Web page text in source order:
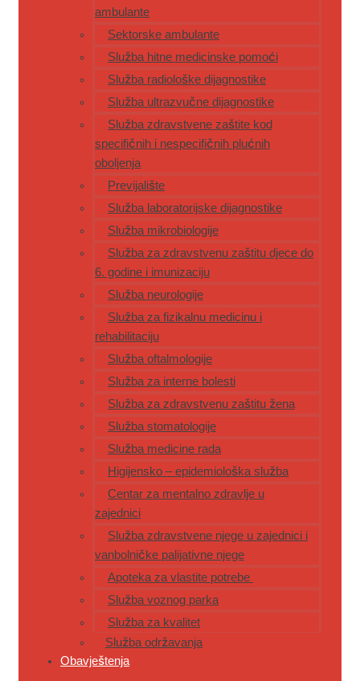
ambulante
Sektorske ambulante
Služba hitne medicinske pomoći
Služba radiološke dijagnostike
Služba ultrazvučne dijagnostike
Služba zdravstvene zaštite kod
specifičnih i nespecifičnih plućnih
oboljenja
Previjalište
Služba laboratorijske dijagnostike
Služba mikrobiologije
Služba za zdravstvenu zaštitu djece do
6. godine i imunizaciju
Služba neurologije
Služba za fizikalnu medicinu i
rehabilitaciju
Služba oftalmologije
Služba za interne bolesti
Služba za zdravstvenu zaštitu žena
Služba stomatologije
Služba medicine rada
Higijensko – epidemiološka služba
Centar za mentalno zdravlje u
zajednici
Služba zdravstvene njege u zajednici i
vanbolničke palijativne njege
Apoteka za vlastite potrebe
Služba voznog parka
Služba za kvalitet
Služba održavanja
Obavještenja